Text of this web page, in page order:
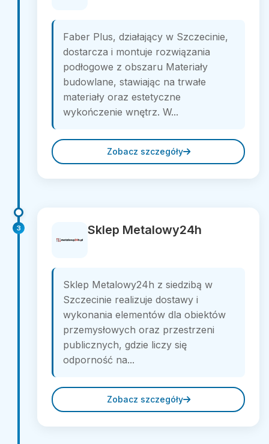
Faber Plus, działający w Szczecinie,
dostarcza i montuje rozwiązania
podłogowe z obszaru Materiały
budowlane, stawiając na trwałe
materiały oraz estetyczne
wykończenie wnętrz. W...
Zobacz szczegóły
3 Sklep Metalowy24h
Sklep Metalowy24h z siedzibą w
Szczecinie realizuje dostawy i
wykonania elementów dla obiektów
przemysłowych oraz przestrzeni
publicznych, gdzie liczy się
odporność na...
Zobacz szczegóły